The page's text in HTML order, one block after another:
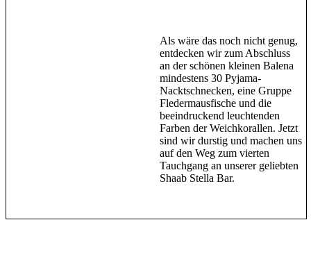
Als wäre das noch nicht genug,
entdecken wir zum Abschluss
an der schönen kleinen Balena
mindestens 30 Pyjama-
Nacktschnecken, eine Gruppe
Fledermausfische und die
beeindruckend leuchtenden
Farben der Weichkorallen. Jetzt
sind wir durstig und machen uns
auf den Weg zum vierten
Tauchgang an unserer geliebten
Shaab Stella Bar.